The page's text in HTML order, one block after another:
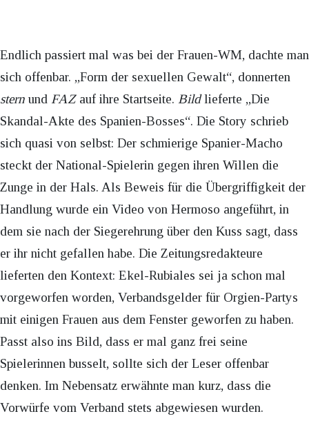
Endlich passiert mal was bei der Frauen-WM, dachte man
sich offenbar. „Form der sexuellen Gewalt“, donnerten
stern und FAZ auf ihre Startseite. Bildlieferte „Die
Skandal-Akte des Spanien-Bosses“. Die Story schrieb
sich quasi von selbst: Der schmierige Spanier-Macho
steckt der National-Spielerin gegen ihren Willen die
Zunge in der Hals. Als Beweis für die Übergriffigkeit der
Handlung wurde ein Video von Hermoso angeführt, in
dem sie nach der Siegerehrung über den Kuss sagt, dass
er ihr nicht gefallen habe. Die Zeitungsredakteure
lieferten den Kontext: Ekel-Rubiales sei ja schon mal
vorgeworfen worden, Verbandsgelder für Orgien-Partys
mit einigen Frauen aus dem Fenster geworfen zu haben.
Passt also ins Bild, dass er mal ganz frei seine
Spielerinnen busselt, sollte sich der Leser offenbar
denken. Im Nebensatz erwähnte man kurz, dass die
Vorwürfe vom Verband stets abgewiesen wurden.